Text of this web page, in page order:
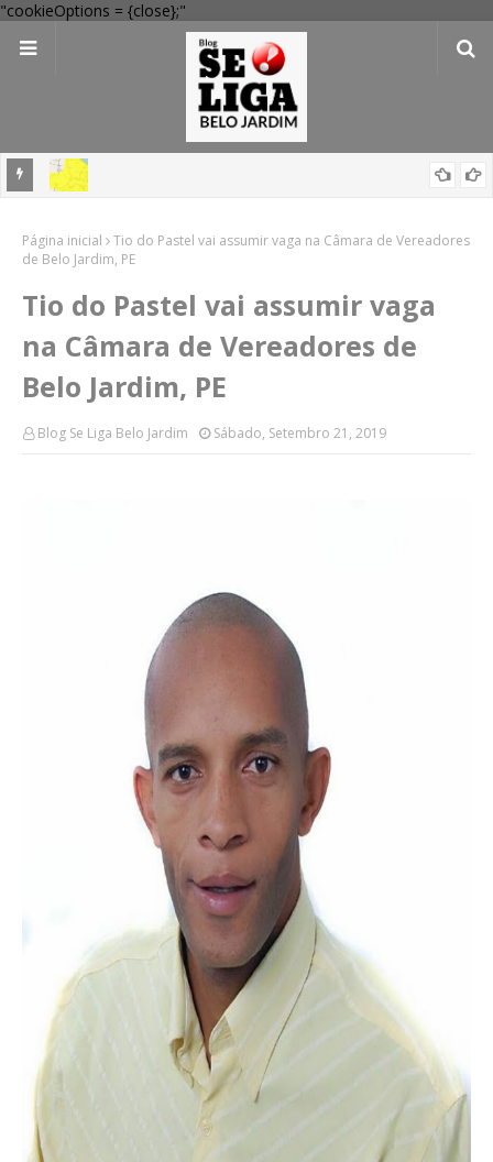
"cookieOptions = {close};"
alerta amarelo de vendaval
Página inicial
Tio do Pastel vai assumir vaga na Câmara de Vereadores
de Belo Jardim, PE
Tio do Pastel vai assumir vaga
na Câmara de Vereadores de
Belo Jardim, PE
Blog Se Liga Belo Jardim Sábado, Setembro 21, 2019